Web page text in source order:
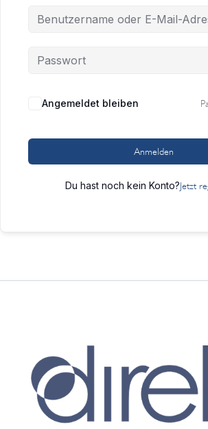
Angemeldet bleiben
Anmelden
Du hast noch kein Konto?Jetzt